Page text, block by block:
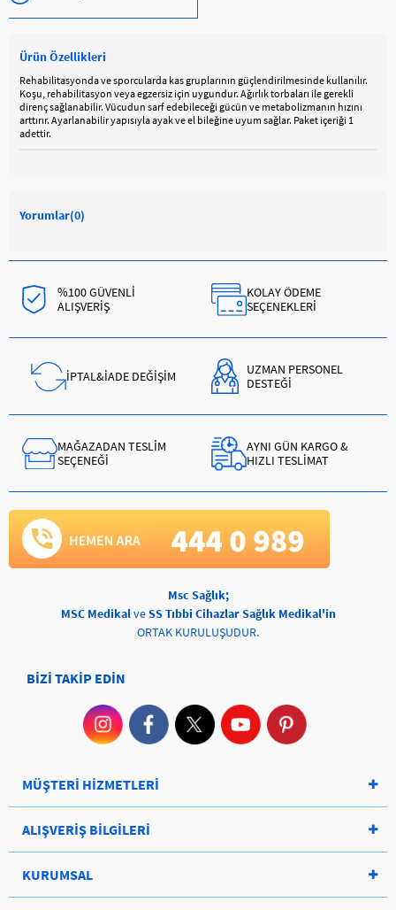
Ürün Özellikleri
Rehabilitasyonda ve sporcularda kas gruplarının güçlendirilmesinde kullanılır.
Koşu, rehabilitasyon veya egzersiz için uygundur. Ağırlık torbaları ile gerekli
direnç sağlanabilir. Vücudun sarf edebileceği gücün ve metabolizmanın hızını
arttırır. Ayarlanabilir yapısıyla ayak ve el bileğine uyum sağlar. Paket içeriği 1
adettir.
Yorumlar(0)
%100 GÜVENLİ
ALIŞVERİŞ
KOLAY ÖDEME
SEÇENEKLERİ
İPTAL&İADE DEĞİŞİM
UZMAN PERSONEL
DESTEĞİ
MAĞAZADAN TESLİM
SEÇENEĞİ
AYNI GÜN KARGO &
HIZLI TESLİMAT
Msc Sağlık;
MSC MedikalveSS Tıbbi Cihazlar Sağlık Medikal'in
ORTAK KURULUŞUDUR.
BİZİ TAKİP EDİN
MÜŞTERİ HİZMETLERİ
ALIŞVERİŞ BİLGİLERİ
KURUMSAL